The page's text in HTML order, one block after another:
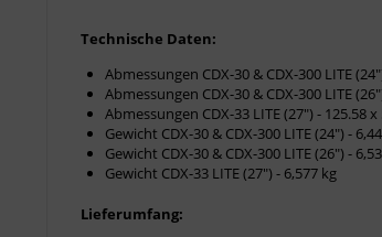
Technische Daten:
Abmessungen CDX-30 & CDX-300 LITE
Abmessungen CDX-30 & CDX-300 LITE
Abmessungen CDX-33 LITE (27″) - 125.58 x
Gewicht CDX-30 & CDX-300 LITE (24″) -
Gewicht CDX-30 & CDX-300 LITE (26″) -
Gewicht CDX-33 LITE (27″) - 6,577 kg
Lieferumfang: